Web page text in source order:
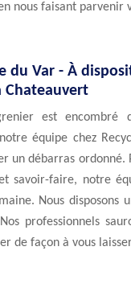
nous faisant parvenir
du Var - À
Chateauvert
est encombré
équipe chez
un débarras
savoir-faire, notre
Nous
professionnels
de façon à vous